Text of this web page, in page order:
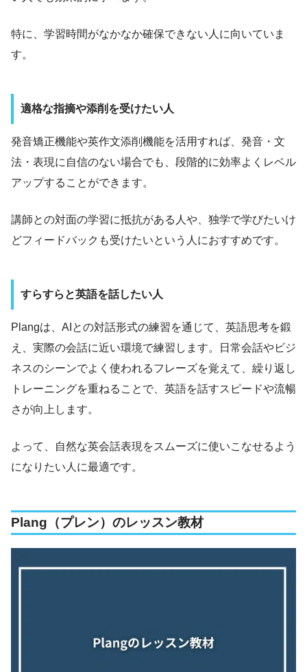
特に、学習時間がなかなか確保できない人に向いていま
す。
適格な指摘や添削を受けたい人
発音矯正機能や英作文添削機能を活用すれば、発音・文
法・表現に自信のない場合でも、段階的に効率よくレベル
アップすることができます。
講師との対面の学習に抵抗がある人や、独学で学びたいけ
どフィードバックも受けたいという人におすすめです。
すらすらと英語を話したい人
Plangは、AIとの対話形式の練習を通じて、英語思考を鍛
え、実際の会話に近い環境で練習します。日常会話やビジ
ネスのシーンでよく使われるフレーズを覚えて、繰り返し
トレーニングを重ねることで、英語を話すスピードや流暢
さが向上します。
よって、自然な英会話表現をスムーズに使いこなせるよう
になりたい人に最適です。
Plang（プレン）のレッスン教材